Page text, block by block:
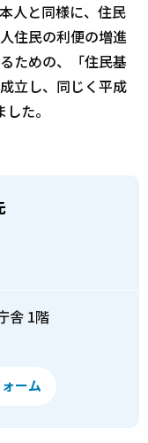
人と同様に、住民
住民の利便の増進
ための、「住民基
立し、同じく平成
た。
舎 1階
ーム